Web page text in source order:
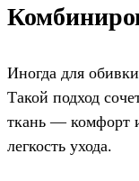
Иногда для
Такой подход
ткань — комфорт
легкость ухода.